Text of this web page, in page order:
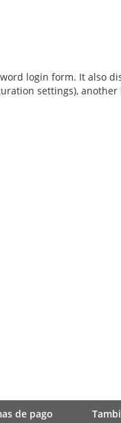
login form. It also
settings),
de pago